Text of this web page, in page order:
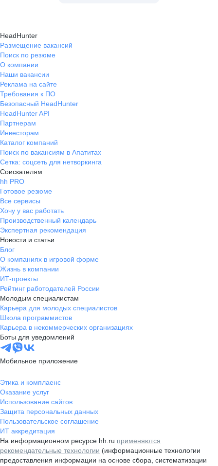
HeadHunter
Размещение вакансий
Поиск по резюме
О компании
Наши вакансии
Реклама на сайте
Требования к ПО
Безопасный HeadHunter
HeadHunter API
Партнерам
Инвесторам
Каталог компаний
Поиск по вакансиям в Апатитах
Сетка: соцсеть для нетворкинга
Соискателям
hh PRO
Готовое резюме
Все сервисы
Хочу у вас работать
Производственный календарь
Экспертная рекомендация
Новости и статьи
Блог
О компаниях в игровой форме
Жизнь в компании
ИТ-проекты
Рейтинг работодателей России
Молодым специалистам
Карьера для молодых специалистов
Школа программистов
Карьера в некоммерческих организациях
Боты для уведомлений
Мобильное приложение
Этика и комплаенс
Оказание услуг
Использование сайтов
Защита персональных данных
Пользовательское соглашение
ИТ аккредитация
На информационном ресурсе hh.ru применяются
рекомендательные технологии (информационные технологии
предоставления информации на основе сбора, систематизации